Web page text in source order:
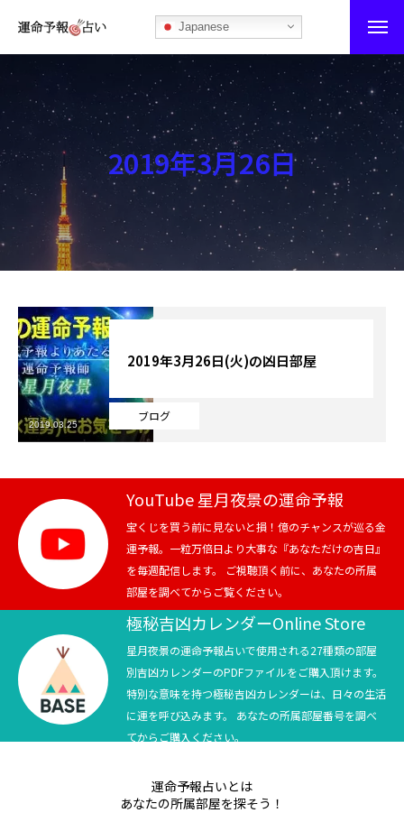
Japanese
運命予報占い
運命予報占いとは
あなたの所属部屋を探そう！
最恐の相性占い
秘伝公開！吉凶カレンダー
記事カテゴリー
ブログ
お知らせ
芸能界
テニス
スポーツ
競馬
テニス四大大会・五輪
テニス四大大会・五輪
2019年3月26日
ブログ
2019年3月26日(火)の凶日部屋
2019.03.25
YouTube 星月夜景の運命予報
宝くじを買う前に見ないと損！億のチャンスが巡る金
運予報。一粒万倍日より大事な『あなただけの吉日』
を毎週配信します。 ご視聴頂く前に、あなたの所属
部屋を調べてからご覧ください。
極秘吉凶カレンダーOnline Store
星月夜景の運命予報占いで使用される27種類の部屋
別吉凶カレンダーのPDFファイルをご購入頂けます。
特別な意味を持つ極秘吉凶カレンダーは、日々の生活
に運を呼び込みます。 あなたの所属部屋番号を調べ
てからご購入ください。
運命予報占いとは
あなたの所属部屋を探そう！